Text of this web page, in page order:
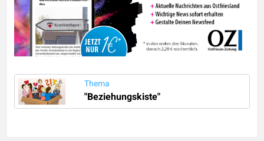
Thema
"Beziehungskiste"